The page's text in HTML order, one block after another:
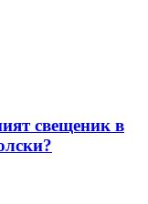
свещеник в